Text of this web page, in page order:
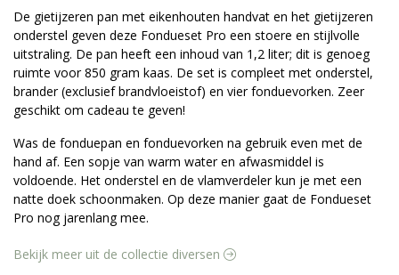
De gietijzeren pan met eikenhouten handvat en het gietijzeren
onderstel geven deze Fondueset Pro een stoere en stijlvolle
uitstraling. De pan heeft een inhoud van 1,2 liter; dit is genoeg
ruimte voor 850 gram kaas. De set is compleet met onderstel,
brander (exclusief brandvloeistof) en vier fonduevorken. Zeer
geschikt om cadeau te geven!
Was de fonduepan en fonduevorken na gebruik even met de
hand af. Een sopje van warm water en afwasmiddel is
voldoende. Het onderstel en de vlamverdeler kun je met een
natte doek schoonmaken. Op deze manier gaat de Fondueset
Pro nog jarenlang mee.
Bekijk meer uit de collectie diversen